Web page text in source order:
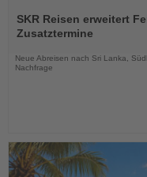
Sie
die
SKR Reisen erweitert
Zusatztermine
Neue Abreisen nach Sri Lanka,
Nachfrage